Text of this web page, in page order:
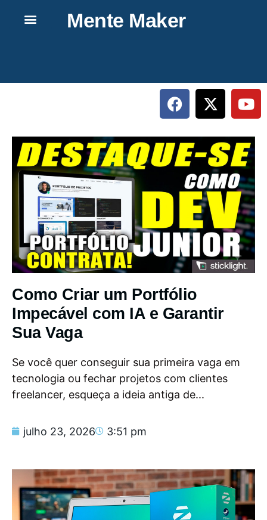
Mente Maker
Como Criar um Portfólio
Impecável com IA e Garantir
Sua Vaga
Se você quer conseguir sua primeira vaga em
tecnologia ou fechar projetos com clientes
freelancer, esqueça a ideia antiga de...
julho 23, 2026 3:51 pm